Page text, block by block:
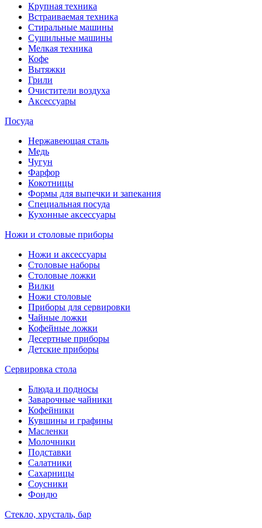
Крупная техника
Встраиваемая техника
Стиральные машины
Сушильные машины
Мелкая техника
Кофе
Вытяжки
Грили
Очистители воздуха
Аксессуары
Посуда
Нержавеющая сталь
Медь
Чугун
Фарфор
Кокотницы
Формы для выпечки и запекания
Специальная посуда
Кухонные аксессуары
Ножи и столовые приборы
Ножи и аксессуары
Столовые наборы
Столовые ложки
Вилки
Ножи столовые
Приборы для сервировки
Чайные ложки
Кофейные ложки
Десертные приборы
Детские приборы
Сервировка стола
Блюда и подносы
Заварочные чайники
Кофейники
Кувшины и графины
Масленки
Молочники
Подставки
Салатники
Сахарницы
Соусники
Фондю
Стекло, хрусталь, бар